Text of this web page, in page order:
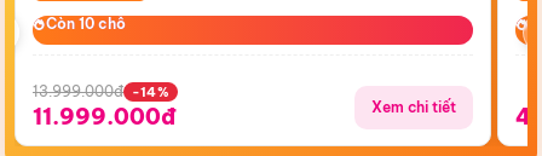
Còn 10 chỗ
Còn 10 chỗ
13.999.000đ -14%
11.999.000đ Xem chi tiết